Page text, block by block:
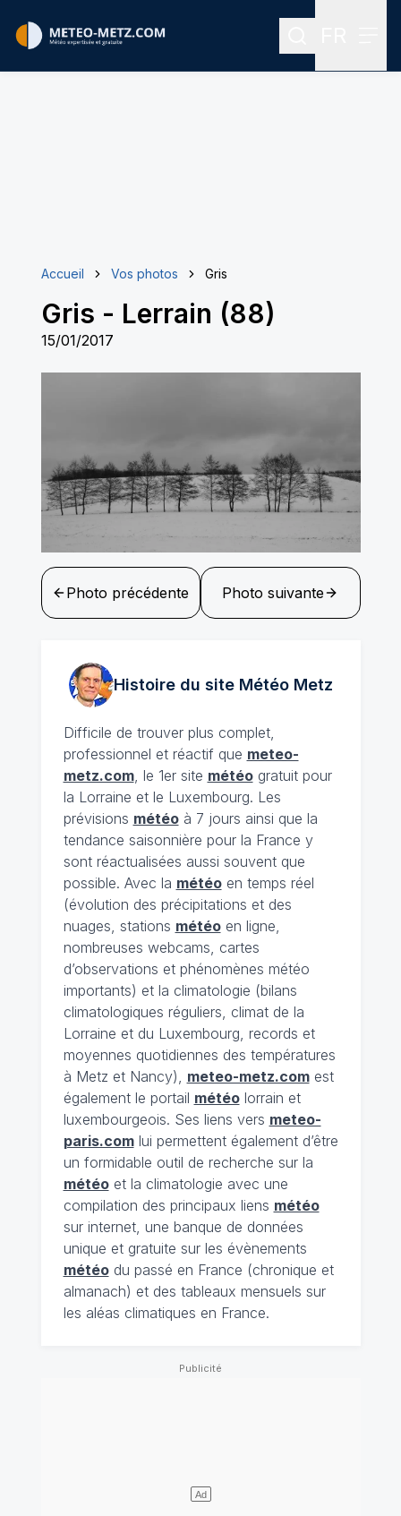
Rechercher
Accueil Vos photos Gris
Gris - Lerrain (88)
15/01/2017
Photo précédente Photo suivante
Histoire du site MétéoMetz
Difficile de trouver plus complet,
professionnel et réactif que meteo-
metz.com, le 1er site météogratuit pour
la Lorraine et le Luxembourg. Les
prévisions météoà 7 jours ainsi que la
tendance saisonnière pour la France y
sont réactualisées aussi souvent que
possible. Avec la météoen temps réel
(évolution des précipitations et des
nuages, stations météoen ligne,
nombreuses webcams, cartes
d’observations et phénomènes météo
importants) et la climatologie (bilans
climatologiques réguliers, climat de la
Lorraine et du Luxembourg, records et
moyennes quotidiennes des températures
à Metz et Nancy), meteo-metz.comest
également le portail météolorrain et
luxembourgeois. Ses liens vers meteo-
paris.comlui permettent également d’être
un formidable outil de recherche sur la
météoet la climatologie avec une
compilation des principaux liens météo
sur internet, une banque de données
unique et gratuite sur les évènements
météodu passé en France (chronique et
almanach) et des tableaux mensuels sur
les aléas climatiques en France.